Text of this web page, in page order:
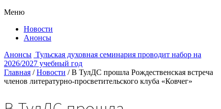
Меню
Новости
Анонсы
Анонсы Тульская духовная семинария проводит набор на
2026/2027 учебный год
Главная / Новости / В ТулДС прошла Рождественская встреча
членов литературно-просветительского клуба «Ковчег»